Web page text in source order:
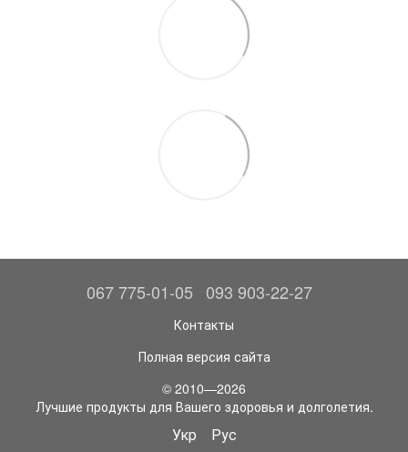
067 775-01-05 093 903-22-27
Контакты
Полная версия сайта
© 2010—2026
Лучшие продукты для Вашего здоровья и долголетия.
Укр Рус